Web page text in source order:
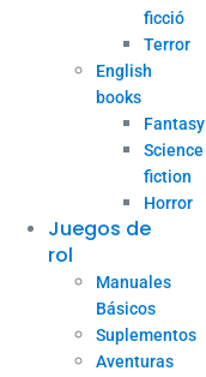
ficció
Terror
English
books
Fantasy
Science
fiction
Horror
Juegos de
rol
Manuales
Básicos
Suplementos
Aventuras